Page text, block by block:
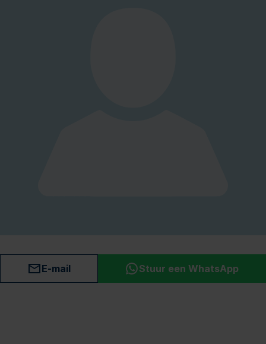
E-mail Stuur een WhatsApp